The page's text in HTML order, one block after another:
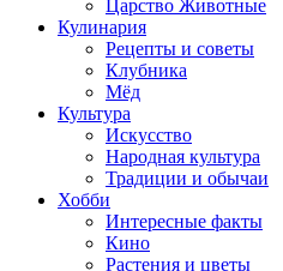
Царство Животные
Кулинария
Рецепты и советы
Клубника
Мёд
Культура
Искусство
Народная культура
Традиции и обычаи
Хобби
Интересные факты
Кино
Растения и цветы